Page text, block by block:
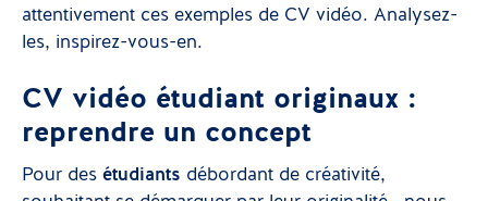
attentivement ces exemples de CV vidéo. Analysez-
les, inspirez-vous-en.
CV vidéo étudiant originaux :
reprendre un concept
Pour des étudiants débordant de créativité,